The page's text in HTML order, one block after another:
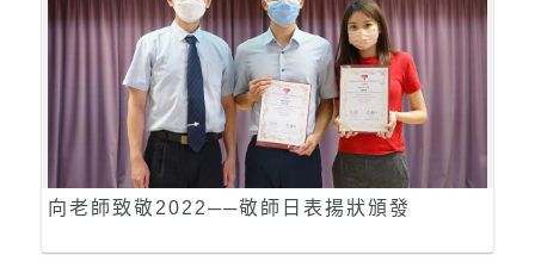
向老師致敬2022──敬師日表揚狀頒發